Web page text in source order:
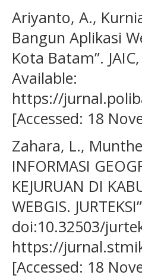
Ariyanto, A.,
Bangun Aplikasi
Kota Batam”.
Available:
https://
[Accessed: 18
Zahara, L.,
INFORMASI
KEJURUAN DI
WEBGIS.
doi:10.32503/
https://
[Accessed: 18